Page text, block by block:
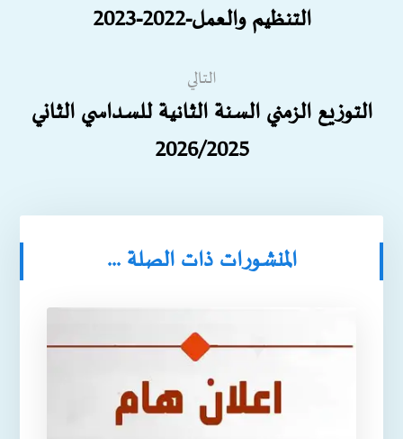
التنظيم والعمل-2022-2023
التالي
التوزيع الزمني السنة الثانية للسداسي الثاني
2026/2025
المنشورات ذات الصلة ...